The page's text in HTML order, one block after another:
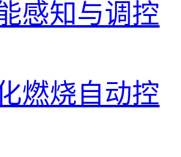
感知与调控
燃烧自动控